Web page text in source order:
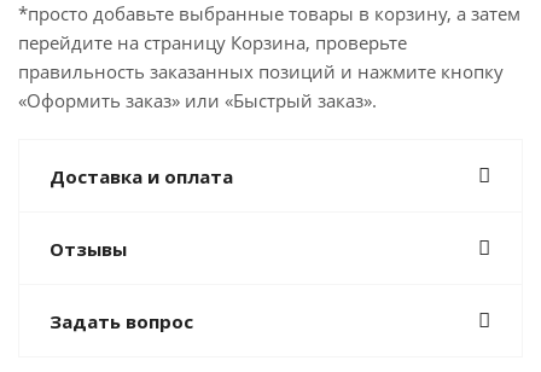
*просто добавьте выбранные товары в корзину, а затем
перейдите на страницу Корзина, проверьте
правильность заказанных позиций и нажмите кнопку
«Оформить заказ» или «Быстрый заказ».
Доставка и оплата
Отзывы
Задать вопрос